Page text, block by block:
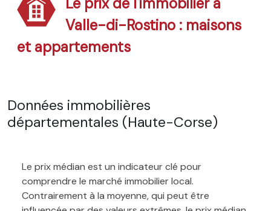
Valle-di-Rostino : maisons
et appartements
Données immobilières
départementales (Haute-Corse)
Le prix médian est un indicateur clé pour
comprendre le marché immobilier local.
Contrairement à la moyenne, qui peut être